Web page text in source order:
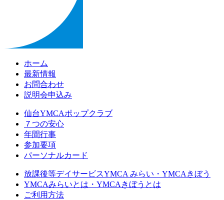
ホーム
最新情報
お問合わせ
説明会申込み
仙台YMCAポップクラブ
７つの安心
年間行事
参加要項
パーソナルカード
放課後等デイサービスYMCA みらい・YMCAきぼう
YMCAみらいとは・YMCAきぼうとは
ご利用方法